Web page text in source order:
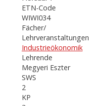
ETN-Code
WIWI034
Fächer/
Lehrveranstaltungen
Industrieökonomik
Lehrende
Megyeri Eszter
SWS
2
KP